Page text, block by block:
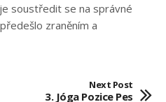
soustředit se na správné
zraněním a
Next Post
3. Jóga Pozice Pes